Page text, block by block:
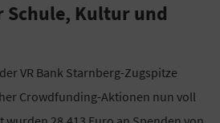
Schule, Kultur und
VR Bank Starnberg-Zugspitze
Crowdfunding-Aktionen nun voll